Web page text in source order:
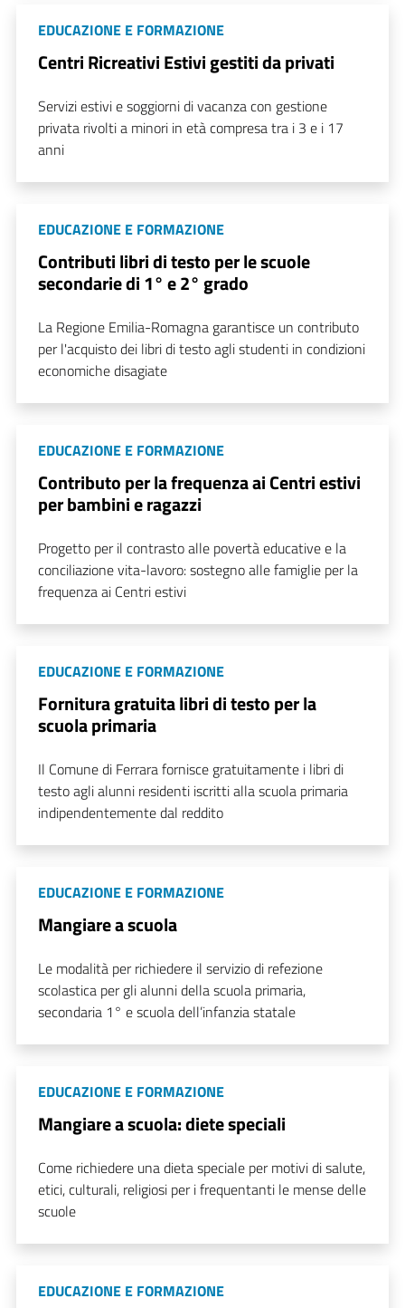
EDUCAZIONE E FORMAZIONE
Centri Ricreativi Estivi gestiti da privati
Servizi estivi e soggiorni di vacanza con gestione
privata rivolti a minori in età compresa tra i 3 e i 17
anni
EDUCAZIONE E FORMAZIONE
Contributi libri di testo per le scuole
secondarie di 1° e 2° grado
La Regione Emilia-Romagna garantisce un contributo
per l'acquisto dei libri di testo agli studenti in condizioni
economiche disagiate
EDUCAZIONE E FORMAZIONE
Contributo per la frequenza ai Centri estivi
per bambini e ragazzi
Progetto per il contrasto alle povertà educative e la
conciliazione vita-lavoro: sostegno alle famiglie per la
frequenza ai Centri estivi
EDUCAZIONE E FORMAZIONE
Fornitura gratuita libri di testo per la
scuola primaria
Il Comune di Ferrara fornisce gratuitamente i libri di
testo agli alunni residenti iscritti alla scuola primaria
indipendentemente dal reddito
EDUCAZIONE E FORMAZIONE
Mangiare a scuola
Le modalità per richiedere il servizio di refezione
scolastica per gli alunni della scuola primaria,
secondaria 1° e scuola dell’infanzia statale
EDUCAZIONE E FORMAZIONE
Mangiare a scuola: diete speciali
Come richiedere una dieta speciale per motivi di salute,
etici, culturali, religiosi per i frequentanti le mense delle
scuole
EDUCAZIONE E FORMAZIONE